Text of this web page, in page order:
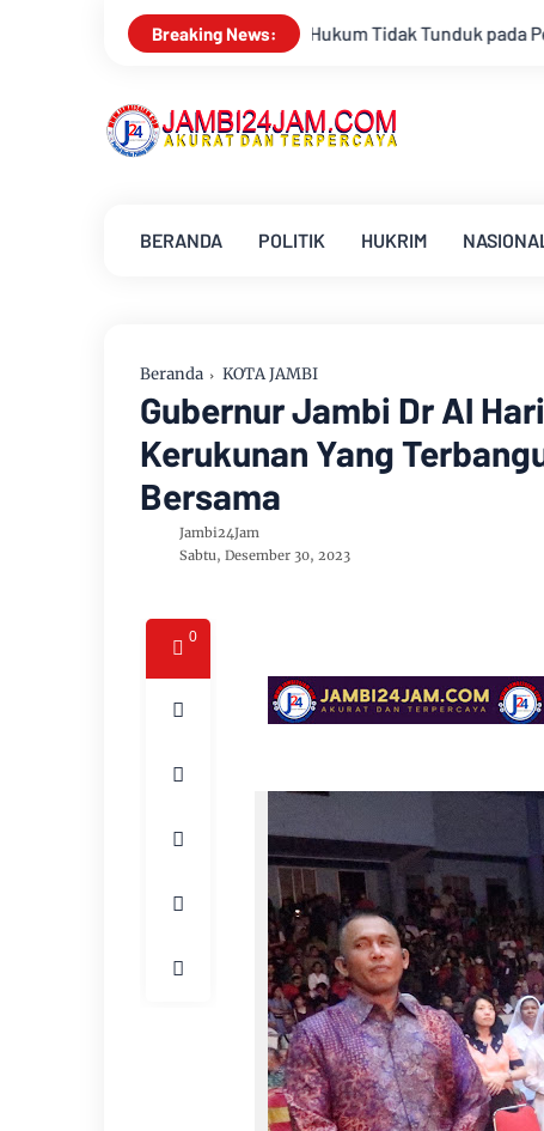
Breaking News:
Hukum Tidak Tunduk pada Persepsi: Kritik Terhadap
BERANDA POLITIK HUKRIM
Beranda KOTA JAMBI
Gubernur Jambi Dr Al
Kerukunan Yang
Bersama
Jambi24Jam
Sabtu, Desember 30, 2023
0